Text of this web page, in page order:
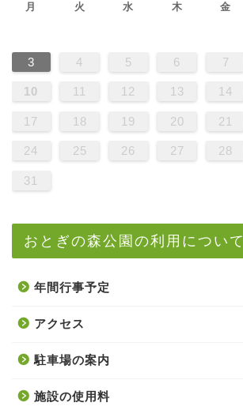
月 火 水 木 金
3 4 5 6 7
10 11 12 13 14
17 18 19 20 21
24 25 26 27 28
31
おとぎの森公園の利用について
年間行事予定
アクセス
駐車場の案内
施設の使用料